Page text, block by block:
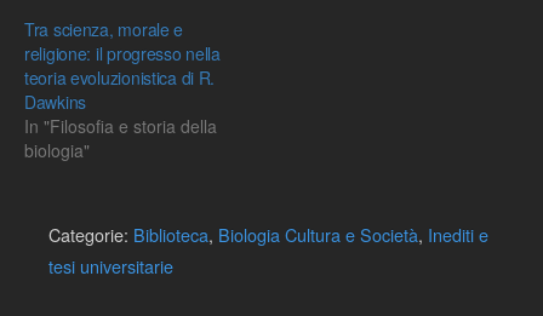
Tra scienza, morale e
religione: il progresso nella
teoria evoluzionistica di R.
Dawkins
In "Filosofia e storia della
biologia"
Categorie: Biblioteca, Biologia Cultura e Società, Inediti e
tesi universitarie